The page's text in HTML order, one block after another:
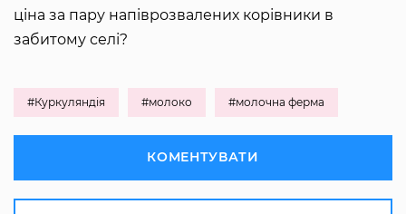
ціна за пару напіврозвалених корівники в
забитому селі?
#Куркуляндія #молоко #молочна ферма
КОМЕНТУВАТИ